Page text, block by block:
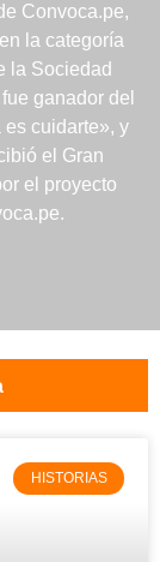
Convoca.pe,
la categoría
la Sociedad
ganador del
cuidarte», y
el Gran
el proyecto
HISTORIAS